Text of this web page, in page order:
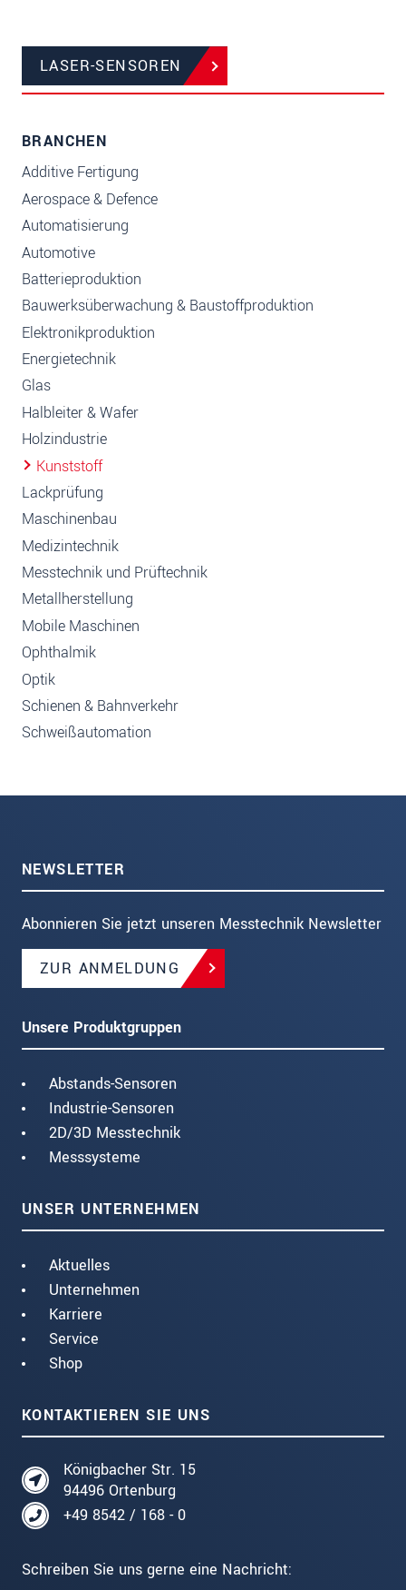
LASER-SENSOREN
BRANCHEN
Additive Fertigung
Aerospace & Defence
Automatisierung
Automotive
Batterieproduktion
Bauwerksüberwachung & Baustoffproduktion
Elektronikproduktion
Energietechnik
Glas
Halbleiter & Wafer
Holzindustrie
Kunststoff
Lackprüfung
Maschinenbau
Medizintechnik
Messtechnik und Prüftechnik
Metallherstellung
Mobile Maschinen
Ophthalmik
Optik
Schienen & Bahnverkehr
Schweißautomation
NEWSLETTER
Abonnieren Sie jetzt unseren Messtechnik Newsletter
ZUR ANMELDUNG
Unsere Produktgruppen
Abstands-Sensoren
Industrie-Sensoren
2D/3D Messtechnik
Messsysteme
UNSER UNTERNEHMEN
Aktuelles
Unternehmen
Karriere
Service
Shop
KONTAKTIEREN SIE UNS
Königbacher Str. 15
94496 Ortenburg
+49 8542 / 168 - 0
Schreiben Sie uns gerne eine Nachricht: